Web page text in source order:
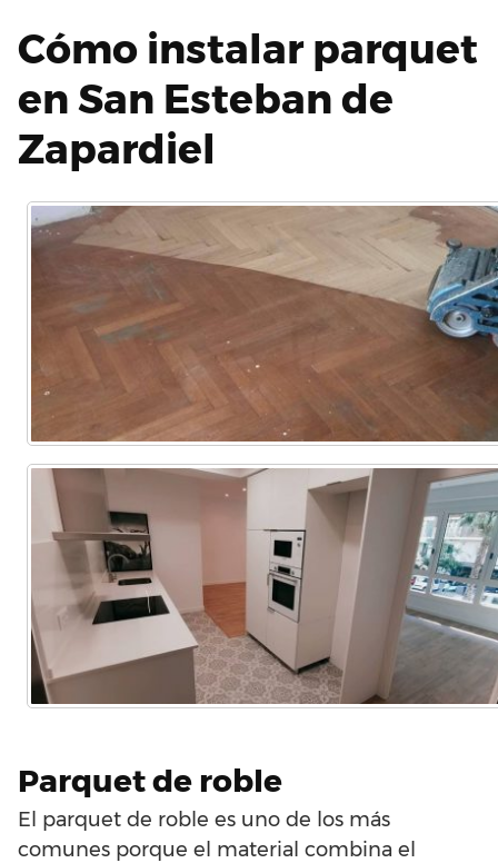
Cómo instalar parquet
en San Esteban de
Zapardiel
Parquet de roble
El parquet de roble es uno de los más
comunes porque el material combina el